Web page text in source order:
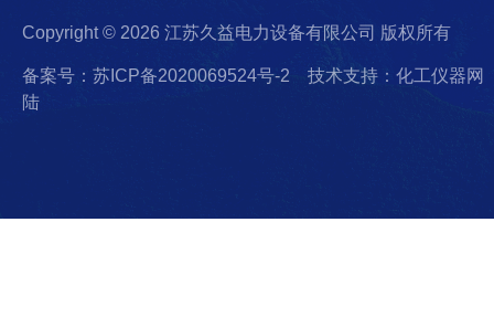
Copyright © 2026 江苏久益电力设备有限公司 版权所有
备案号：苏ICP备2020069524号-2
技术支持：化工仪器网
陆